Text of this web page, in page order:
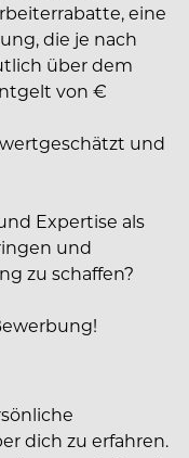
eine
die je nach
über dem
von €
und
Expertise als
und
zu schaffen?
dich zu erfahren.